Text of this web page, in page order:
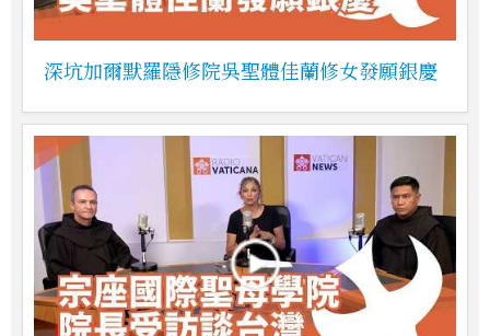
深坑加爾默羅隱修院吳聖體佳蘭修女發願銀慶